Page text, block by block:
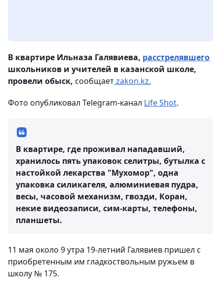
В квартире Ильназа Галявиева, расстрелявшего
школьников и учителей в казанской школе,
провели обыск, сообщаетzakon.kz.
Фото опубликовал Telegram-канал Life Shot.
В квартире, где проживал нападавший,
хранилось пять упаковок селитры, бутылка с
настойкой лекарства "Мухомор", одна
упаковка силикагеля, алюминиевая пудра,
весы, часовой механизм, гвозди, Коран,
некие видеозаписи, сим-карты, телефоны,
планшеты.
11 мая около 9 утра 19-летний Галявиев пришел с
приобретенным им гладкоствольным ружьем в
школу № 175.